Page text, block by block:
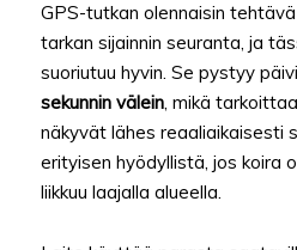
GPS-tutkan olennaisin
tarkan sijainnin seuranta, ja
suoriutuu hyvin. Se pystyy
sekunnin välein, mikä
näkyvät lähes reaaliaikaisesti
erityisen hyödyllistä, jos koira
liikkuu laajalla alueella.